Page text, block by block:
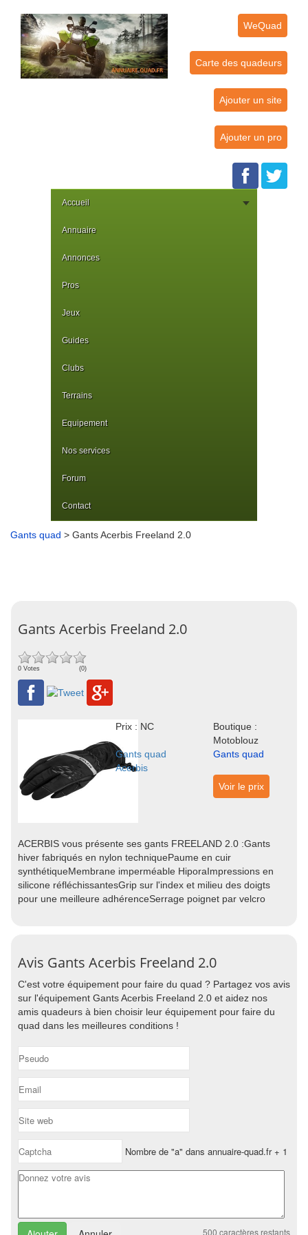
WeQuad
Carte des quadeurs
Ajouter un site
Ajouter un pro
Accueil
Annuaire
Annonces
Pros
Jeux
Guides
Clubs
Terrains
Equipement
Nos services
Forum
Contact
Gants quad > Gants Acerbis Freeland 2.0
Gants Acerbis Freeland 2.0
0 Votes (0)
Prix : NC
Boutique :
Motoblouz
Gants quad
Acerbis
Gants quad
Voir le prix
ACERBIS vous présente ses gants FREELAND 2.0 :Gants
hiver fabriqués en nylon techniquePaume en cuir
synthétiqueMembrane imperméable HiporaImpressions en
silicone réfléchissantesGrip sur l'index et milieu des doigts
pour une meilleure adhérenceSerrage poignet par velcro
Avis Gants Acerbis Freeland 2.0
C'est votre équipement pour faire du quad ? Partagez vos avis
sur l'équipement Gants Acerbis Freeland 2.0 et aidez nos
amis quadeurs à bien choisir leur équipement pour faire du
quad dans les meilleures conditions !
Nombre de "a" dans annuaire-quad.fr + 1
500 caractères restants